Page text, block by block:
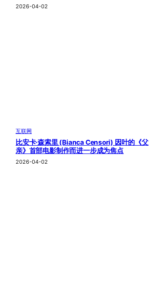
2026-04-02
互联网
比安卡·森索里 (Bianca Censori) 因叶的《父
亲》首部电影制作而进一步成为焦点
2026-04-02